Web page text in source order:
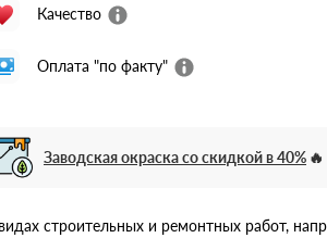
Качество
Оплата "по факту"
Заводская окраска со скидкой в 40%
строительных и ремонтных работ,